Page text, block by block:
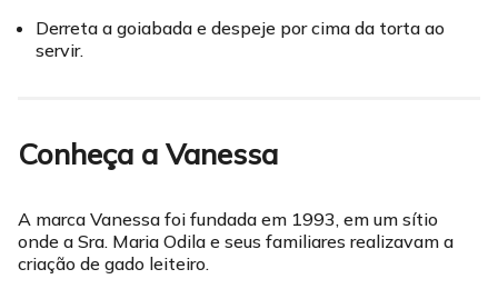
Derreta a goiabada e despeje por cima da torta ao
servir.
Conheça a Vanessa
A marca Vanessa foi fundada em 1993, em um sítio
onde a Sra. Maria Odila e seus familiares realizavam a
criação de gado leiteiro.